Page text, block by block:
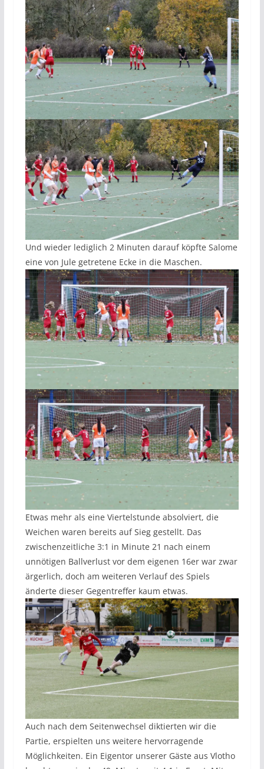
Und wieder lediglich 2 Minuten darauf köpfte Salome
eine von Jule getretene Ecke in die Maschen.
Etwas mehr als eine Viertelstunde absolviert, die
Weichen waren bereits auf Sieg gestellt. Das
zwischenzeitliche 3:1 in Minute 21 nach einem
unnötigen Ballverlust vor dem eigenen 16er war zwar
ärgerlich, doch am weiteren Verlauf des Spiels
änderte dieser Gegentreffer kaum etwas.
Auch nach dem Seitenwechsel diktierten wir die
Partie, erspielten uns weitere hervorragende
Möglichkeiten. Ein Eigentor unserer Gäste aus Vlotho